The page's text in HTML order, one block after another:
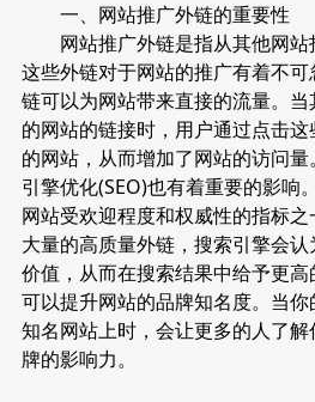
一、网站推广外链的重要性
网站推广外链是指从其他网站
这些外链对于网站的推广有着不
链可以为网站带来直接的流量。
的网站的链接时，用户通过点击
的网站，从而增加了网站的访问
引擎优化(SEO)也有着重要的影响
网站受欢迎程度和权威性的指标
大量的高质量外链，搜索引擎会
价值，从而在搜索结果中给予更
可以提升网站的品牌知名度。当
知名网站上时，会让更多的人了
牌的影响力。